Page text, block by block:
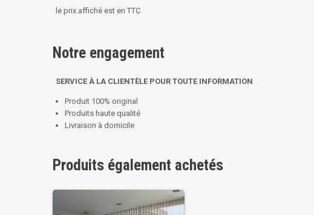
le prix affiché est en TTC
Notre engagement
SERVICE À LA CLIENTÈLE POUR TOUTE INFORMATION
Produit 100% original
Produits haute qualité
Livraison à domicile
Produits également achetés